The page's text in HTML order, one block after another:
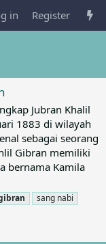
in Register
Jubran Khalil
1883 di wilayah
sebagai seorang
Gibran memiliki
bernama Kamila
sang nabi